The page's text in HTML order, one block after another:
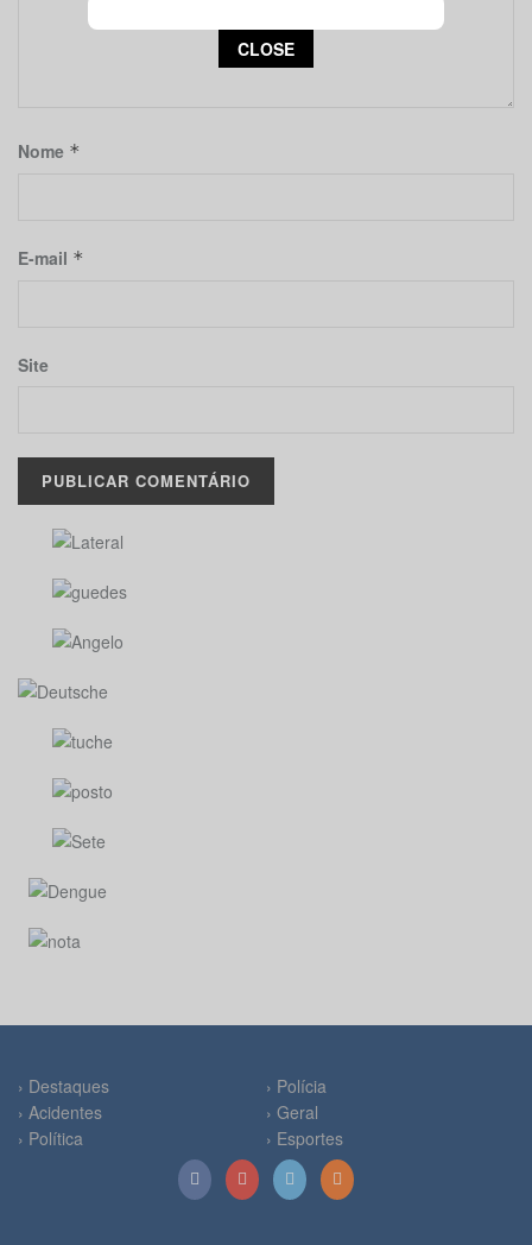
Nome *
E-mail *
Site
› Destaques
› Acidentes
› Política
› Polícia
› Geral
› Esportes
This popup will close in:
CLOSE